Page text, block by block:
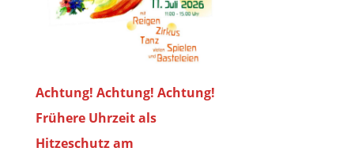
Achtung! Achtung! Achtung!
Frühere Uhrzeit als
Hitzeschutz am